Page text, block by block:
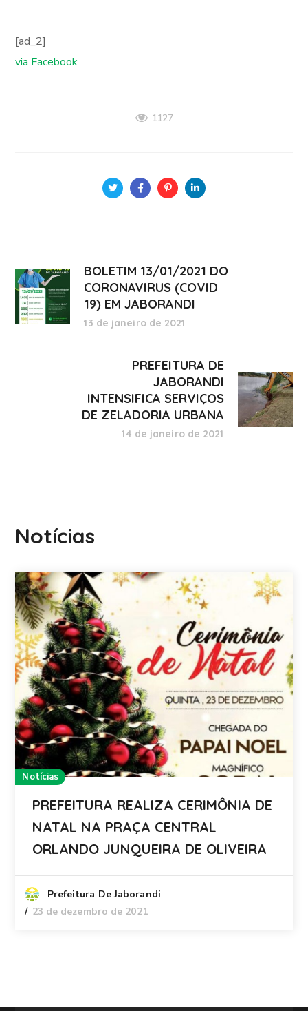
[ad_2]
via Facebook
1127
BOLETIM 13/01/2021 DO
CORONAVIRUS (COVID
19) EM JABORANDI
13 de janeiro de 2021
PREFEITURA DE
JABORANDI
INTENSIFICA SERVIÇOS
DE ZELADORIA URBANA
14 de janeiro de 2021
Notícias
Notícias
PREFEITURA REALIZA CERIMÔNIA DE
NATAL NA PRAÇA CENTRAL
ORLANDO JUNQUEIRA DE OLIVEIRA
Prefeitura De Jaborandi
23 de dezembro de 2021